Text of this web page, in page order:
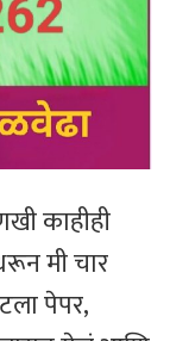
काहीही
मी चार
पेपर,